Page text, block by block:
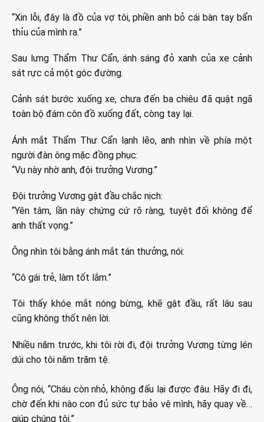
“Xin lỗi, đây là đồ của vợ tôi, phiền anh bỏ cái bàn tay bẩn
thỉu của mình ra.”
Sau lưng Thẩm Thư Cẩn, ánh sáng đỏ xanh của xe cảnh
sát rực cả một góc đường.
Cảnh sát bước xuống xe, chưa đến ba chiêu đã quật ngã
toàn bộ đám côn đồ xuống đất, còng tay lại.
Ánh mắt Thẩm Thư Cẩn lạnh lẽo, anh nhìn về phía một
người đàn ông mặc đồng phục:
“Vụ này nhờ anh, đội trưởng Vương.”
Đội trưởng Vương gật đầu chắc nịch:
“Yên tâm, lần này chứng cứ rõ ràng, tuyệt đối không để
anh thất vọng.”
Ông nhìn tôi bằng ánh mắt tán thưởng, nói:
“Cô gái trẻ, làm tốt lắm.”
Tôi thấy khóe mắt nóng bừng, khẽ gật đầu, rất lâu sau
cũng không thốt nên lời.
Nhiều năm trước, khi tôi rời đi, đội trưởng Vương từng lén
dúi cho tôi năm trăm tệ.
Ông nói, “Cháu còn nhỏ, không đấu lại được đâu. Hãy đi đi,
chờ đến khi nào con đủ sức tự bảo vệ mình, hãy quay về…
giúp chúng tôi.”